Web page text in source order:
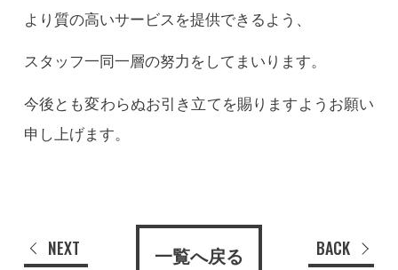
より質の高いサービスを提供できるよう、
スタッフ一同一層の努力をしてまいります。
今後とも変わらぬお引き立てを賜りますようお願い
申し上げます。
BACK
一覧へ戻る
NEXT